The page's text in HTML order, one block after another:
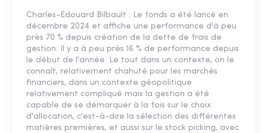
Charles-Edouard Bilbault : Le fonds a été lancé en
décembre 2024 et affiche une performance d'à peu
près 70 % depuis création de la dette de frais de
gestion. Il y a à peu près 16 % de performance depuis
le début de l'année. Le tout dans un contexte, on le
connaît, relativement chahuté pour les marchés
financiers, dans un contexte géopolitique
relativement compliqué mais la gestion a été
capable de se démarquer à la fois sur le choix
d'allocation, c'est-à-dire la sélection des différentes
matières premières, et aussi sur le stock picking, avec